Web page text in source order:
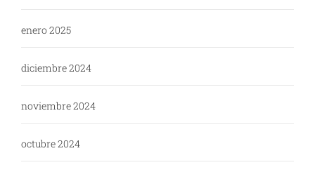
enero 2025
diciembre 2024
noviembre 2024
octubre 2024